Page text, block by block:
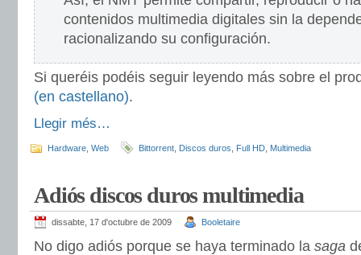
contenidos multimedia digitales sin la
racionalizando su configuración.
Si queréis podéis seguir leyendo más sobre el
(en castellano).
Llegir més…
Hardware Web Bittorrent Discos duros Full HD Multimedia
Adiós discos duros multimedia
dissabte, 17 d'octubre de 2009 Booletaire
No digo adiós porque se haya terminado la saga